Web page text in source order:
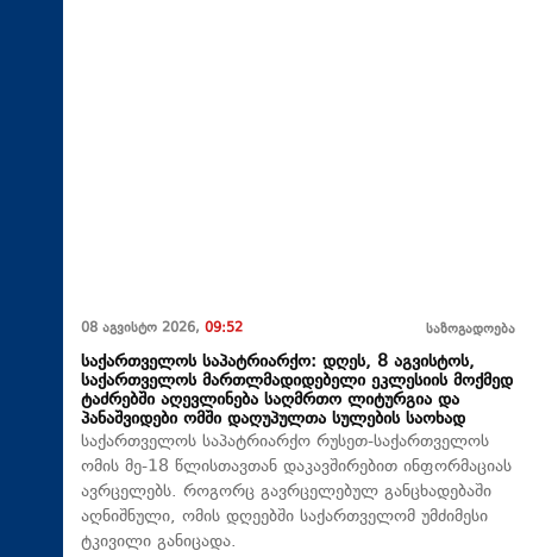
08 აგვისტო 2026, 09:52 საზოგადოება
საქართველოს საპატრიარქო: დღეს, 8 აგვისტოს,
საქართველოს მართლმადიდებელი ეკლესიის მოქმედ
ტაძრებში აღევლინება საღმრთო ლიტურგია და
პანაშვიდები ომში დაღუპულთა სულების საოხად
საქართველოს საპატრიარქო რუსეთ-საქართველოს
ომის მე-18 წლისთავთან დაკავშირებით ინფორმაციას
ავრცელებს. როგორც გავრცელებულ განცხადებაში
აღნიშნული, ომის დღეებში საქართველომ უმძიმესი
ტკივილი განიცადა.